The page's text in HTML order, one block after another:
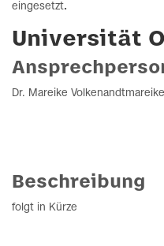
eingesetzt.
Universität
Dr. Mareike
Beschreibung
folgt in Kürze